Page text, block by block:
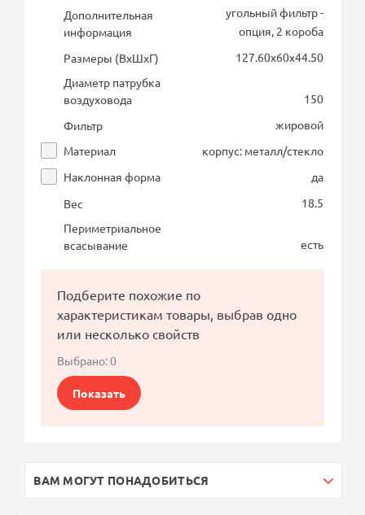
Дополнительная
информация
угольный фильтр -
опция, 2 короба
Размеры (ВхШхГ)
127.60х60х44.50
Диаметр патрубка
воздуховода
150
Фильтр
жировой
Материал
корпус: металл/стекло
Наклонная форма
да
Вес
18.5
Периметриальное
всасывание
есть
Подберите похожие по
характеристикам товары, выбрав одно
или несколько свойств
Выбрано:0
Показать
ВАМ МОГУТ ПОНАДОБИТЬСЯ